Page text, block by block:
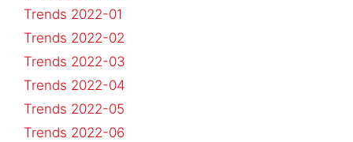
Trends 2022-01
Trends 2022-02
Trends 2022-03
Trends 2022-04
Trends 2022-05
Trends 2022-06